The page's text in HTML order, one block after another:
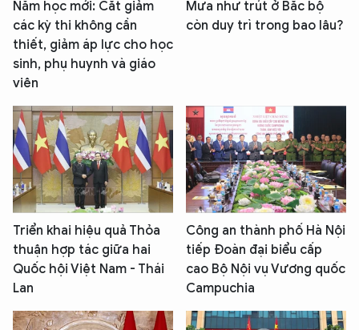
Năm học mới: Cắt giảm
các kỳ thi không cần
thiết, giảm áp lực cho học
sinh, phụ huynh và giáo
viên
Mưa như trút ở Bắc bộ
còn duy trì trong bao lâu?
Triển khai hiệu quả Thỏa
thuận hợp tác giữa hai
Quốc hội Việt Nam - Thái
Lan
Công an thành phố Hà Nội
tiếp Đoàn đại biểu cấp
cao Bộ Nội vụ Vương quốc
Campuchia
TÔI LÀ CHATBOT CỦA
Hãy hỏi tôi bất kỳ điều gì bạn cần biết về